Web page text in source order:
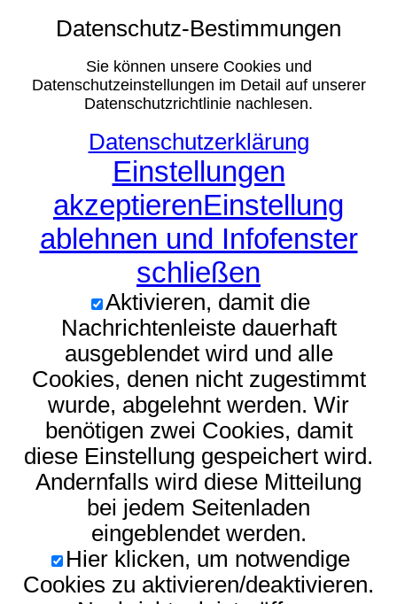
Datenschutz-Bestimmungen
Sie können unsere Cookies und
Datenschutzeinstellungen im Detail auf unserer
Datenschutzrichtlinie nachlesen.
Datenschutzerklärung
Einstellungen
akzeptierenEinstellung
ablehnen und Infofenster
schließen
Aktivieren, damit die
Nachrichtenleiste dauerhaft
ausgeblendet wird und alle
Cookies, denen nicht zugestimmt
wurde, abgelehnt werden. Wir
benötigen zwei Cookies, damit
diese Einstellung gespeichert wird.
Andernfalls wird diese Mitteilung
bei jedem Seitenladen
eingeblendet werden.
Hier klicken, um notwendige
Cookies zu aktivieren/deaktivieren.